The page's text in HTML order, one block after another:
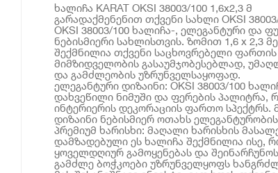
ხალიჩა KARAT OKSI 38003/100 1,6x2,3 მ
გარადაქმენენით თქვენი სახლი OKSI
OKSI 38003/100 ხალიჩა-, ელეგანტური და
ნებისმიერი სახლისთვის. ზომით 1,6 x 2,3
შექმნილია თქვენი საცხოვრებელი
მიმზიდველობის გასაუმჯობესებლად,
და გამძლეობის უზრუნველსაყოფად.
ელეგანტური დიზაინი: OKSI 38003/100
დახვეწილი ნიმუში და ფერების პალიტრა,
ინტერიერის დეკორაციის ფართო სპექტრს.
დიზაინი ნებისმიერ ოთახს
პრემიუმ ხარისხი: მაღალი ხარისხის
დამზადებული ეს ხალიჩა შექმნილია ისე,
ყოველდღიურ გამოყენებას და
გამძლე ბოჭკოები უზრუნველყოფს